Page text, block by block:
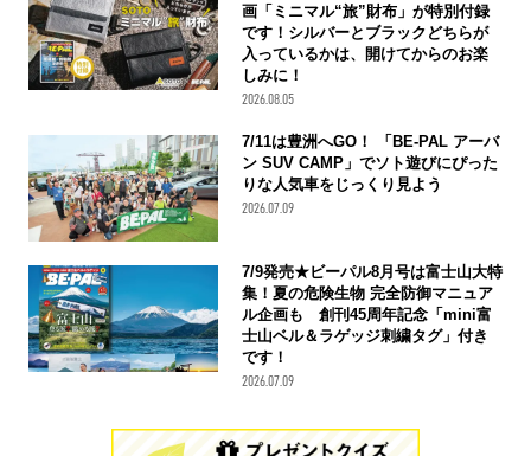
画「ミニマル“旅”財布」が特別付録
です！シルバーとブラックどちらが
入っているかは、開けてからのお楽
しみに！
2026.08.05
7/11は豊洲へGO！ 「BE-PAL アーバ
ン SUV CAMP」でソト遊びにぴった
りな人気車をじっくり見よう
2026.07.09
7/9発売★ビーパル8月号は富士山大特
集！夏の危険生物 完全防御マニュア
ル企画も 創刊45周年記念「mini富
士山ベル＆ラゲッジ刺繍タグ」付き
です！
2026.07.09